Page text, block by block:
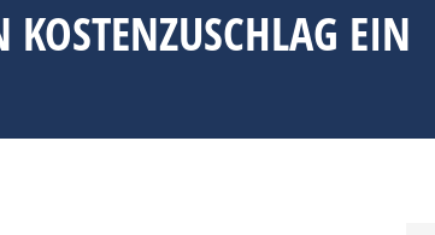
KOSTENZUSCHLAG EIN